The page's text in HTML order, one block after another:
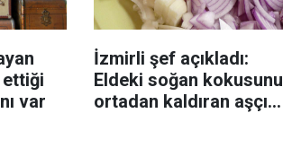
ettiği
var
İzmirli şef açıkladı:
Eldeki soğan kokusunu
ortadan kaldıran aşçı